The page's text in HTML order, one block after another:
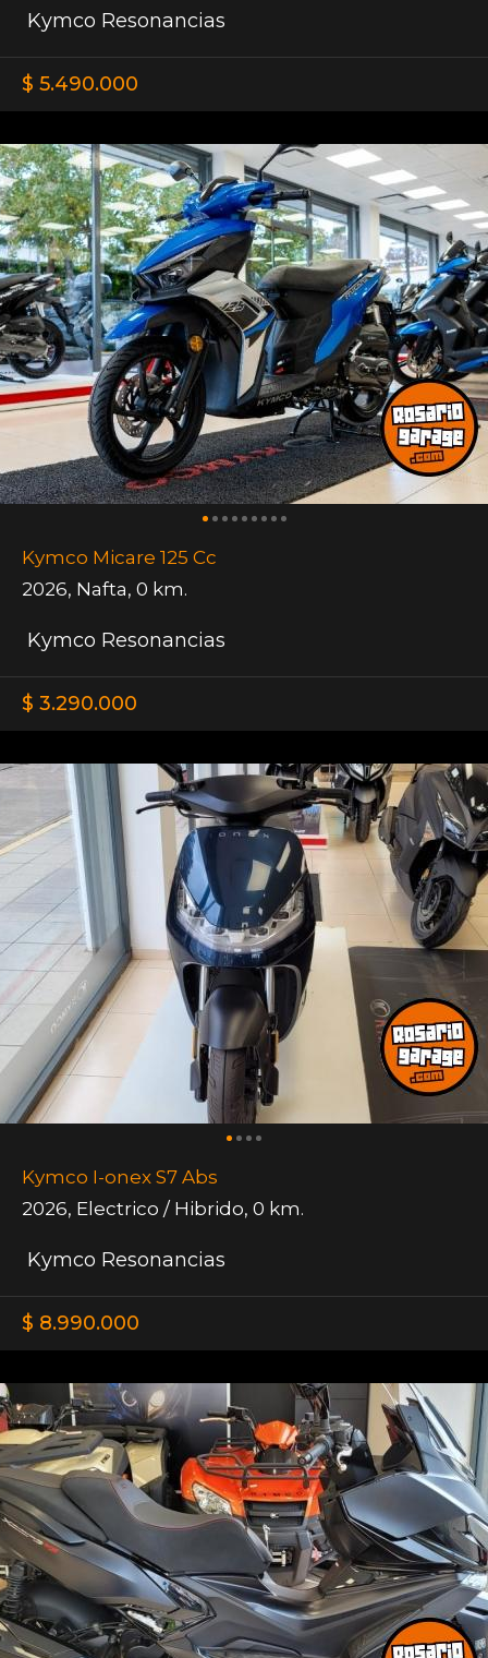
Kymco Resonancias
$ 5.490.000
Kymco Micare 125 Cc
2026, Nafta, 0 km.
Kymco Resonancias
$ 3.290.000
Kymco I-onex S7 Abs
2026, Electrico / Hibrido, 0 km.
Kymco Resonancias
$ 8.990.000